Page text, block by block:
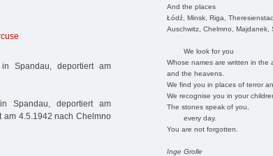
And the places
Łódź, Minsk, Riga,
Auschwitz, Chelmno, Majdanek,
We look for you
Whose names are written in the
and the heavens.
We find you in places of terror
We recognise you in your
The stones speak of you,
every day.
You are not forgotten.
Inge Grolle
Spandau, deportiert am
Spandau, deportiert am
am 4.5.1942 nach Chelmno